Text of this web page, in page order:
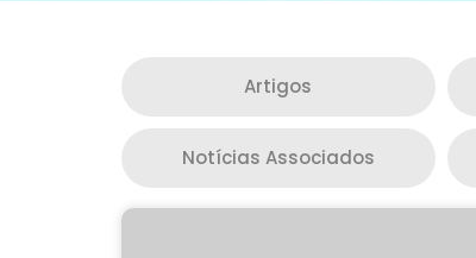
Artigos
Notícias Associados